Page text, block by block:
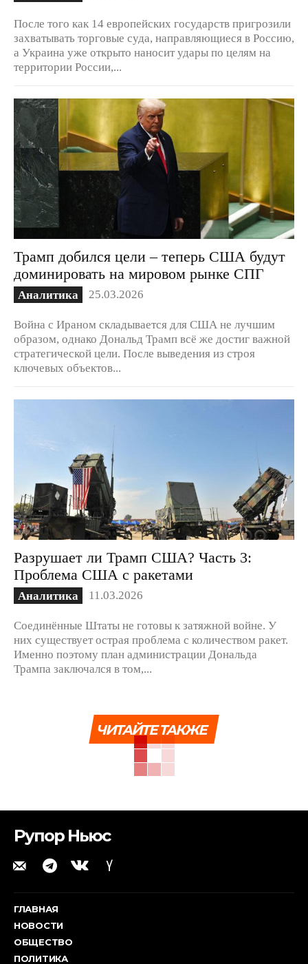
После того как 14 европейских государств пригрозили
захватывать торговые суда, направляющиеся в Россию,
а Украина уже открыто наносит удары по целям на
территории России,...
Трамп добился цели – теперь США будут
доминировать на мировом рынке СПГ
Аналитика 25.03.2026
Война с Ираном складывается для США не лучшим
образом, однако Дональд Трамп всё же достиг важной
стратегической цели. После выведения из строя
ключевых объектов...
Разрушает ли Трамп США? Часть 3:
Проблема США с ракетами
Аналитика 11.03.2026
Соединённые Штаты не готовы к затяжной войне. У
них существует острая проблема с количеством ракет.
Именно поэтому план администрации Дональда
Трампа заключался в том,...
ЧИТАЙТЕ ТАКЖЕ
Рупор Ньюс
ГЛАВНАЯ
НОВОСТИ
ОБЩЕСТВО
ПОЛИТИКА